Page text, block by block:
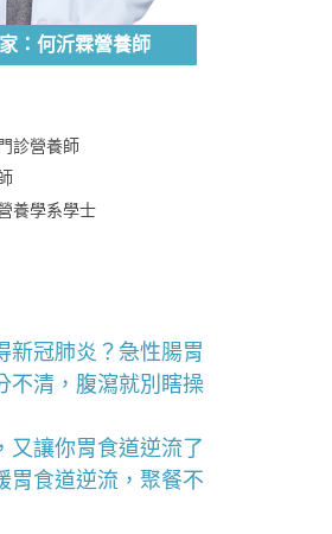
：何沂霖營養師
診營養師
養學系學士
新冠肺炎？急性腸胃
不清，腹瀉就別瞎操
又讓你胃食道逆流了
胃食道逆流，聚餐不